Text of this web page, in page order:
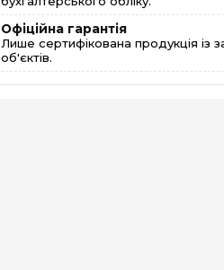
Офіційна гарантія
Лише сертифікована продукція із
об'єктів.